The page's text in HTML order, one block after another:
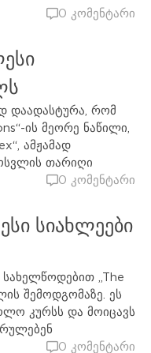
0 კომენტარი
დაადასტურა, რომ
ის მეორე ნაწილი,
ამჟამად
თარიღი
0 კომენტარი
სიახლეები
„The
შემოდგომაზე. ეს
კურსს და მოიცავს
0 კომენტარი